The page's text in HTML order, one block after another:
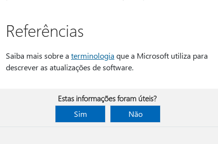
Referências
Saiba mais sobre a terminologia que a Microsoft utiliza para
descrever as atualizações de software.
Estas informações foram úteis?
Sim
Não